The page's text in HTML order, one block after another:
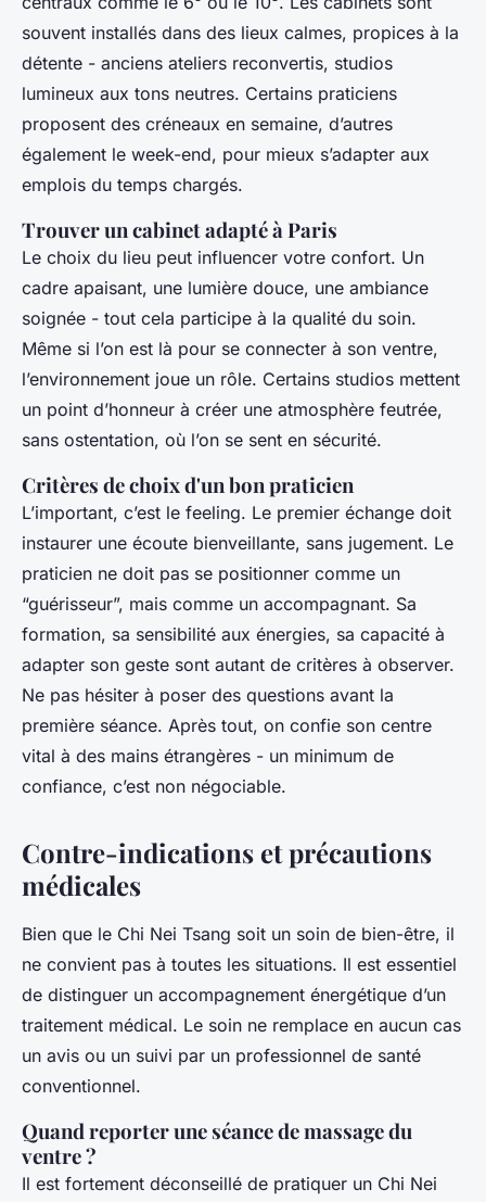
souvent installés dans des lieux calmes, propices à la
détente - anciens ateliers reconvertis, studios
lumineux aux tons neutres. Certains praticiens
proposent des créneaux en semaine, d’autres
également le week-end, pour mieux s’adapter aux
emplois du temps chargés.
Trouver un cabinet adapté à Paris
Le choix du lieu peut influencer votre confort. Un
cadre apaisant, une lumière douce, une ambiance
soignée - tout cela participe à la qualité du soin.
Même si l’on est là pour se connecter à son ventre,
l’environnement joue un rôle. Certains studios mettent
un point d’honneur à créer une atmosphère feutrée,
sans ostentation, où l’on se sent en sécurité.
Critères de choix d'un bon praticien
L’important, c’est le feeling. Le premier échange doit
instaurer une écoute bienveillante, sans jugement. Le
praticien ne doit pas se positionner comme un
“guérisseur”, mais comme un accompagnant. Sa
formation, sa sensibilité aux énergies, sa capacité à
adapter son geste sont autant de critères à observer.
Ne pas hésiter à poser des questions avant la
première séance. Après tout, on confie son centre
vital à des mains étrangères - un minimum de
confiance, c’est non négociable.
Contre-indications et précautions
médicales
Bien que le Chi Nei Tsang soit un soin de bien-être, il
ne convient pas à toutes les situations. Il est essentiel
de distinguer un accompagnement énergétique d’un
traitement médical. Le soin ne remplace en aucun cas
un avis ou un suivi par un professionnel de santé
conventionnel.
Quand reporter une séance de massage du
ventre ?
Il est fortement déconseillé de pratiquer un Chi Nei